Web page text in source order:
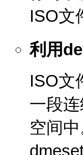
ISO文
利用
ISO文
一段
空间